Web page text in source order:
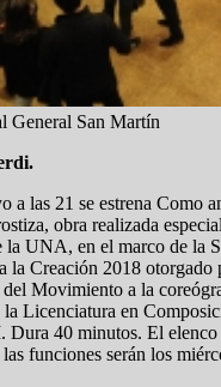
General San Martín
a las 21 se estrena Como
obra realizada
la UNA, en el marco de la
la Creación 2018 otorgado
Movimiento a la
Licenciatura en
40 minutos. El elenco
funciones serán los